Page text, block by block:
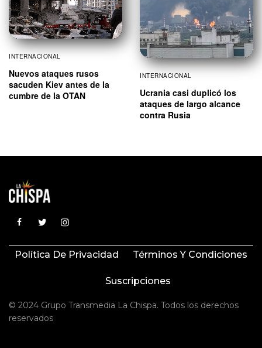
INTERNACIONAL
Nuevos ataques rusos
sacuden Kiev antes de la
cumbre de la OTAN
INTERNACIONAL
Ucrania casi duplicó los
ataques de largo alcance
contra Rusia
Política De Privacidad Términos Y Condiciones
Suscripciones
© 2024 Grupo Transmedia La Chispa. Todos los derechos
reservados